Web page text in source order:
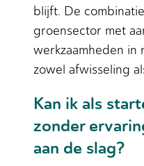
blijft. De
groensector met
werkzaamheden
zowel afwisseling
Kan ik als
zonder
aan de slag?